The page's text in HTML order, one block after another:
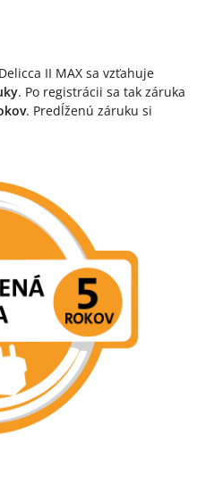
II MAX sa vzťahuje
. Po registrácii sa tak záruka
. Predĺženú záruku si